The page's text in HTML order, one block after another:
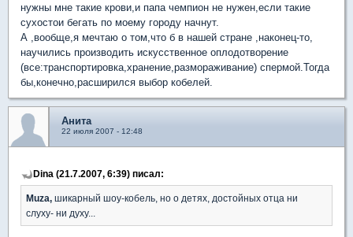
нужны мне такие крови,и папа чемпион не нужен,если такие
сухостои бегать по моему городу начнут.
А ,вообще,я мечтаю о том,что б в нашей стране ,наконец-то,
научились производить искусственное оплодотворение
(все:транспортировка,хранение,размораживание) спермой.Тогда
бы,конечно,расширился выбор кобелей.
Анита
22 июля 2007 - 12:48
Dina (21.7.2007, 6:39) писал:
Muza, шикарный шоу-кобель, но о детях, достойных отца ни
слуху- ни духу...